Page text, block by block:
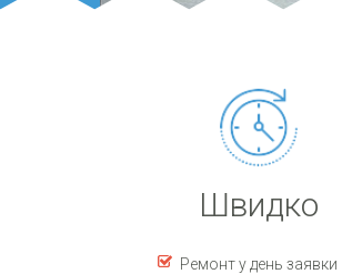
Швидко
Ремонт у день заявки